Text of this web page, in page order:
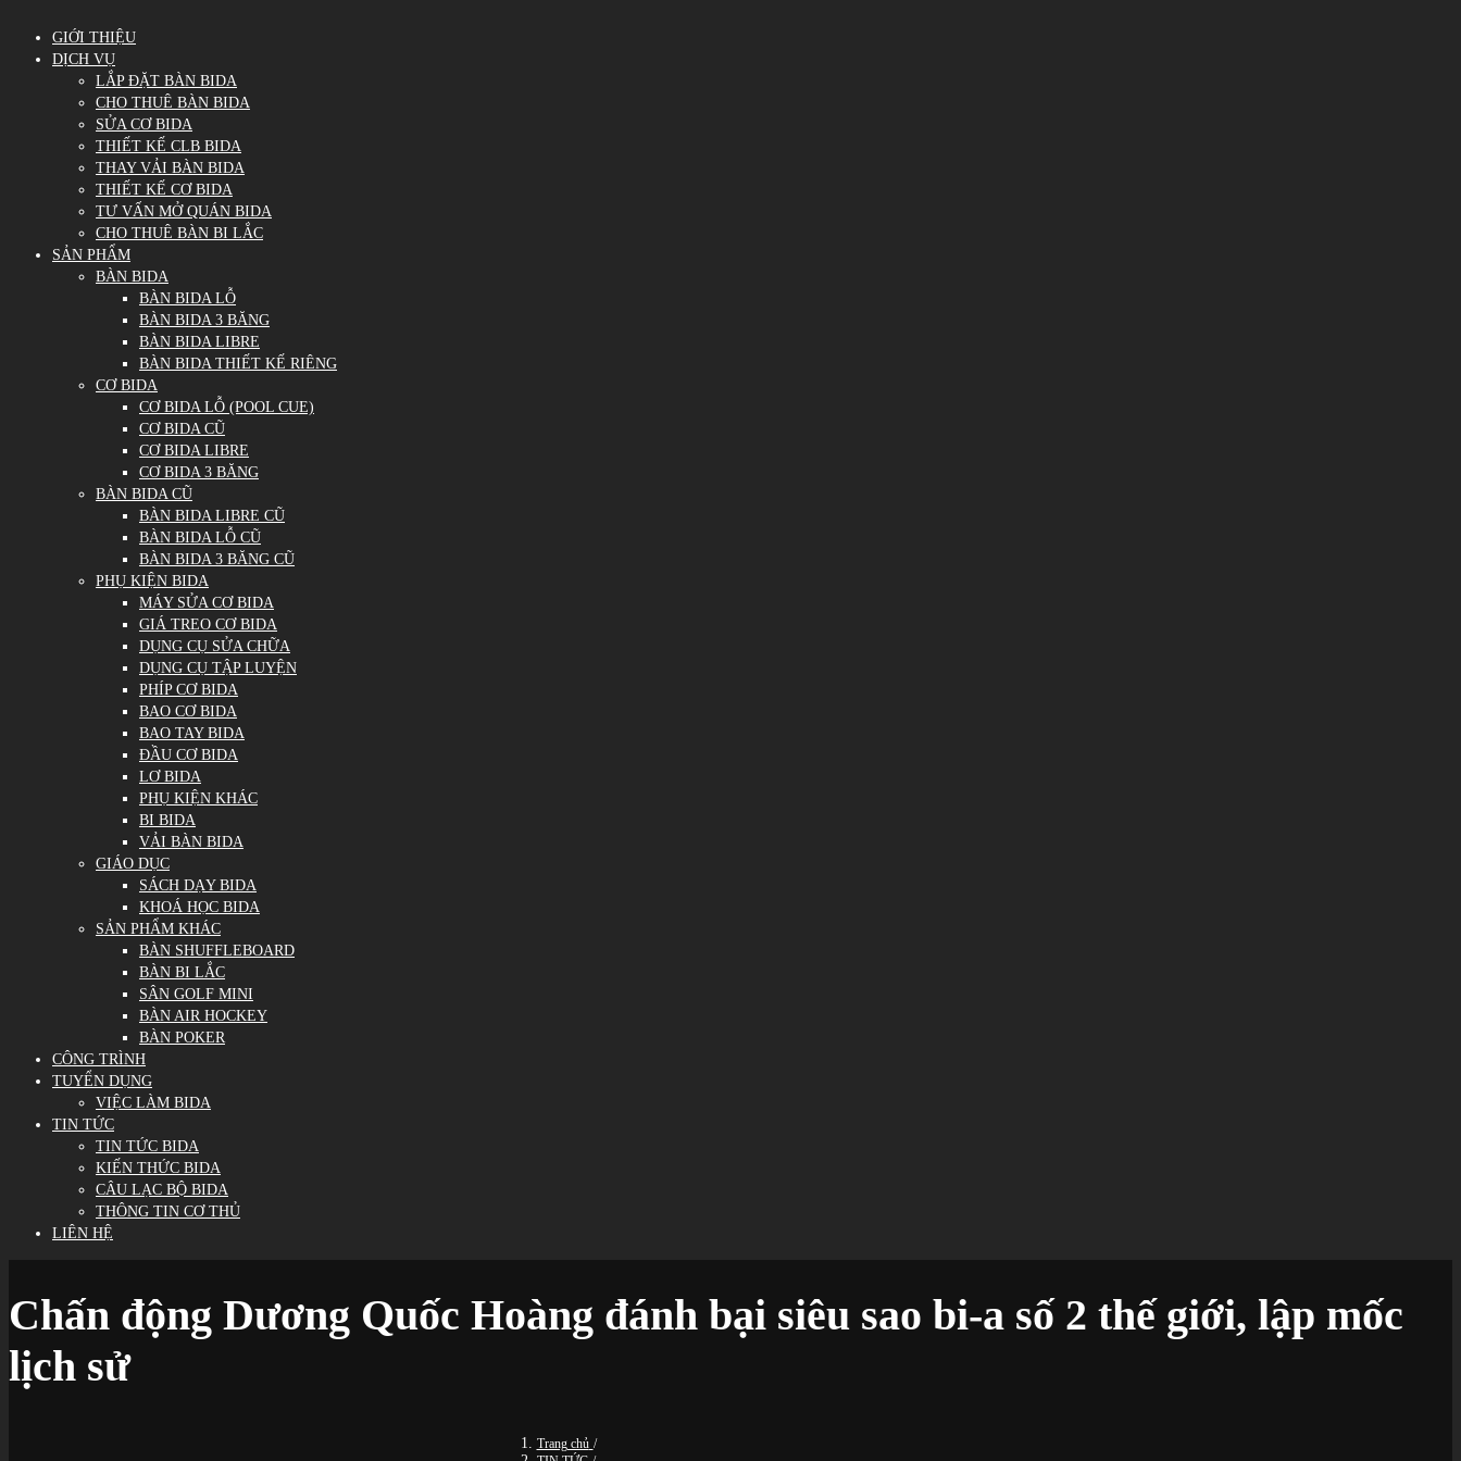
GIỚI THIỆU
DỊCH VỤ
LẮP ĐẶT BÀN BIDA
CHO THUÊ BÀN BIDA
SỬA CƠ BIDA
THIẾT KẾ CLB BIDA
THAY VẢI BÀN BIDA
THIẾT KẾ CƠ BIDA
TƯ VẤN MỞ QUÁN BIDA
CHO THUÊ BÀN BI LẮC
SẢN PHẨM
BÀN BIDA
BÀN BIDA LỖ
BÀN BIDA 3 BĂNG
BÀN BIDA LIBRE
BÀN BIDA THIẾT KẾ RIÊNG
CƠ BIDA
CƠ BIDA LỖ (POOL CUE)
CƠ BIDA CŨ
CƠ BIDA LIBRE
CƠ BIDA 3 BĂNG
BÀN BIDA CŨ
BÀN BIDA LIBRE CŨ
BÀN BIDA LỖ CŨ
BÀN BIDA 3 BĂNG CŨ
PHỤ KIỆN BIDA
MÁY SỬA CƠ BIDA
GIÁ TREO CƠ BIDA
DỤNG CỤ SỬA CHỮA
DỤNG CỤ TẬP LUYỆN
PHÍP CƠ BIDA
BAO CƠ BIDA
BAO TAY BIDA
ĐẦU CƠ BIDA
LƠ BIDA
PHỤ KIỆN KHÁC
BI BIDA
VẢI BÀN BIDA
GIÁO DỤC
SÁCH DẠY BIDA
KHOÁ HỌC BIDA
SẢN PHẨM KHÁC
BÀN SHUFFLEBOARD
BÀN BI LẮC
SÂN GOLF MINI
BÀN AIR HOCKEY
BÀN POKER
CÔNG TRÌNH
TUYỂN DỤNG
VIỆC LÀM BIDA
TIN TỨC
TIN TỨC BIDA
KIẾN THỨC BIDA
CÂU LẠC BỘ BIDA
THÔNG TIN CƠ THỦ
LIÊN HỆ
Chấn động Dương Quốc Hoàng đánh bại siêu sao bi-a số 2 thế giới, lập mốc
lịch sử
Trang chủ /